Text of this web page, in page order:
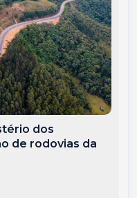
dos
de rodovias da